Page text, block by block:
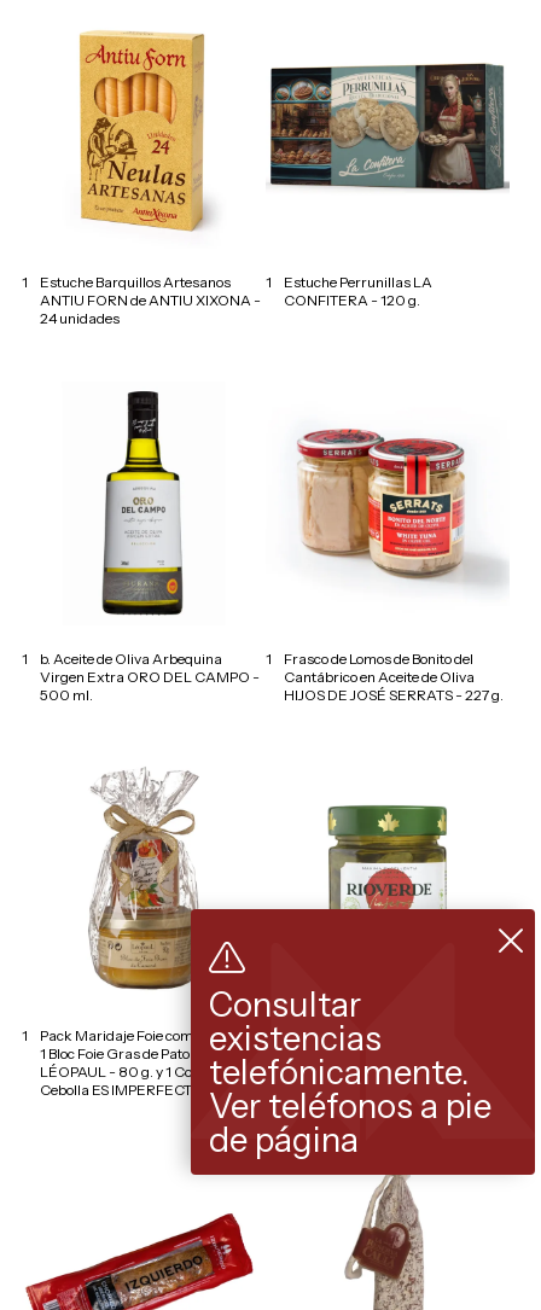
1
Estuche Barquillos Artesanos
ANTIU FORN de ANTIU XIXONA -
24 unidades
1
Estuche Perrunillas LA
CONFITERA - 120 g.
1
b. Aceite de Oliva Arbequina
Virgen Extra ORO DEL CAMPO -
500 ml.
1
Frasco de Lomos de Bonito del
Cantábrico en Aceite de Oliva
HIJOS DE JOSÉ SERRATS - 227 g.
1
Pack Maridaje Foie compuesto por:
1 Bloc Foie Gras de Pato Francés
LÉOPAUL - 80 g. y 1 Confitura de
Cebolla ES IMPERFECT - 30 g.
1
Frasco Pepinillos con salsa
Teriyaki - RIOVERDE - 245 g.
Consultar
existencias
telefónicamente.
Ver teléfonos a pie
de página